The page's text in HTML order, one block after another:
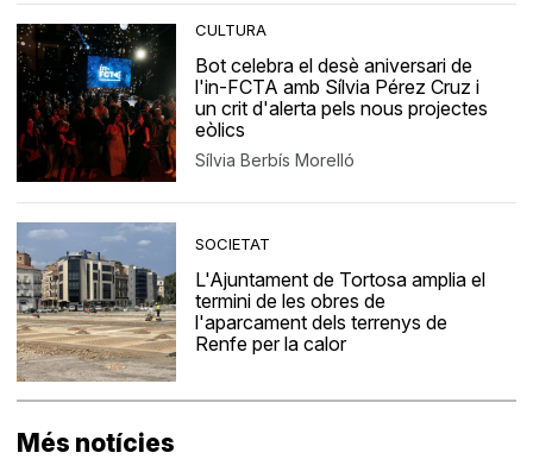
CULTURA
Bot celebra el desè aniversari de
l'in-FCTA amb Sílvia Pérez Cruz i
un crit d'alerta pels nous projectes
eòlics
Sílvia Berbís Morelló
SOCIETAT
L'Ajuntament de Tortosa amplia el
termini de les obres de
l'aparcament dels terrenys de
Renfe per la calor
Més notícies